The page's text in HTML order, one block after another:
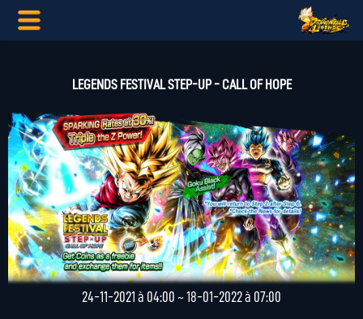
LEGENDS FESTIVAL STEP-UP - CALL OF HOPE
24-11-2021 à 04:00 ~ 18-01-2022 à 07:00